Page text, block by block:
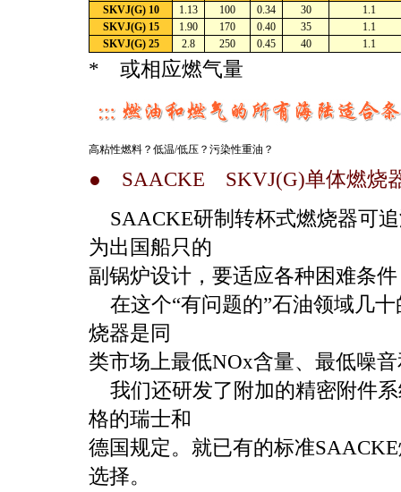
SKVJ(G) 10
1.13 100 0.34 30
1.1
SKVJ(G) 15
1.90 170 0.40 35
1.1
SKVJ(G) 25
2.8 250 0.45 40 1.1
* 或相应燃气量
高粘性燃料？低温/低压？污染性重油？
● SAACKE SKVJ(G)单体燃烧
SAACKE研制转杯式燃烧器可
为出国船只的
副锅炉设计，要适应各种困难条
在这个“有问题的”石油领域几
烧器是同
类市场上最低NOx含量、最低噪
我们还研发了附加的精密附件
格的瑞士和
德国规定。就已有的标准
选择。